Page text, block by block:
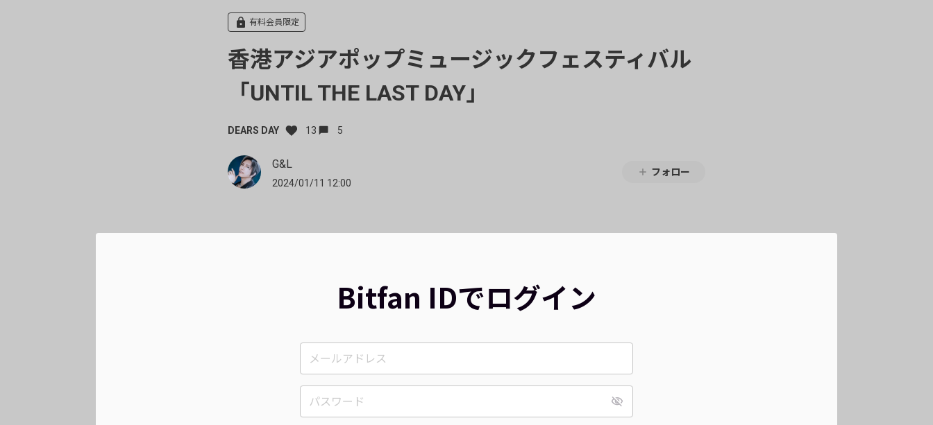
有料会員限定
香港アジアポップミュージックフェスティバル
「UNTIL THE LAST DAY」
DEARS DAY 13 5
G&L
2024/01/11 12:00
フォロー
Bitfan IDでログイン